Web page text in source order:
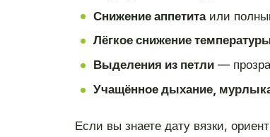
Снижение аппетитаили
Лёгкое снижение
Выделения из петли—
Учащённое дыхание,
Если вы знаете дату вязки,